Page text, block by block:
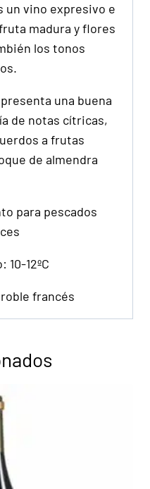
un vino expresivo e
madura y flores
los tonos
una buena
de notas cítricas,
a frutas
de almendra
para pescados
12ºC
francés